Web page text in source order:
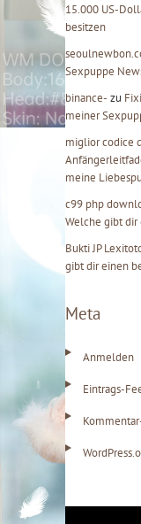
15.000 US-
besitzen
Sexpuppe
binance- zu
meiner
miglior codice
meine
c99 php
Welche gibt dir
Bukti JP
gibt dir einen
Meta
Anmelden
Eintrags-